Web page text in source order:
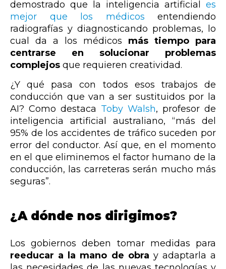
demostrado que la inteligencia artificial es
mejor que los médicos entendiendo
radiografías y diagnosticando problemas, lo
cual da a los médicos más tiempo para
centrarse en solucionar problemas
complejos que requieren creatividad.
¿Y qué pasa con todos esos trabajos de
conducción que van a ser sustituidos por la
AI? Como destaca Toby Walsh, profesor de
inteligencia artificial australiano, “más del
95% de los accidentes de tráfico suceden por
error del conductor. Así que, en el momento
en el que eliminemos el factor humano de la
conducción, las carreteras serán mucho más
seguras”.
¿A dónde nos dirigimos?
Los gobiernos deben tomar medidas para
reeducar a la mano de obra y adaptarla a